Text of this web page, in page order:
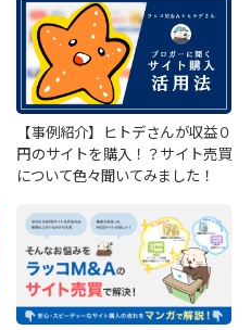
【事例紹介】ヒトデさんが収益０
円のサイトを購入！？サイト売買
について色々聞いてみました！